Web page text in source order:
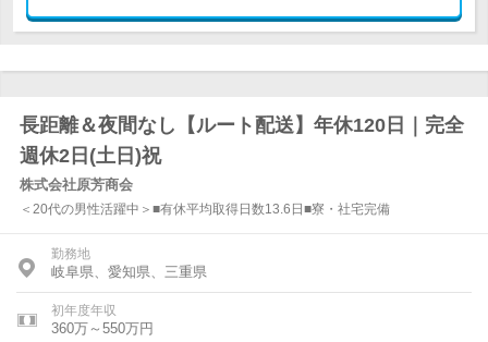
長距離＆夜間なし【ルート配送】年休120日｜完全
週休2日(土日)祝
株式会社原芳商会
＜20代の男性活躍中＞■有休平均取得日数13.6日■寮・社宅完備
勤務地
岐阜県、愛知県、三重県
初年度年収
360万～550万円